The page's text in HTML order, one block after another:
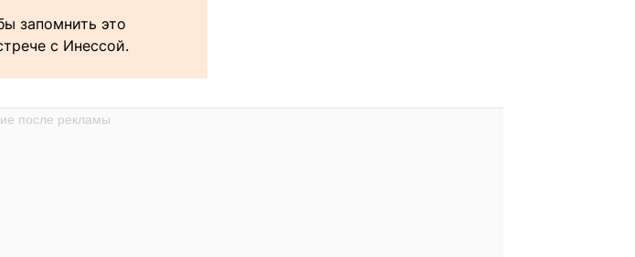
запомнить это
с Инессой.